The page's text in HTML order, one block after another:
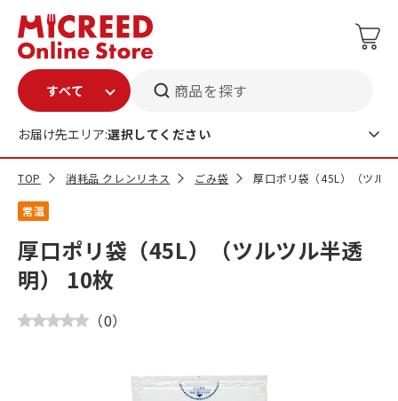
商品を探す
お届け先エリア:選択してください
TOP 消耗品 クレンリネス ごみ袋 厚口ポリ袋（45L）（ツル
常温
厚口ポリ袋（45L）（ツルツル半透
明） 10枚
（0）